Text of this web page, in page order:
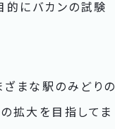
的にバカンの試験
ざまな駅のみどりの
拡大を目指してま